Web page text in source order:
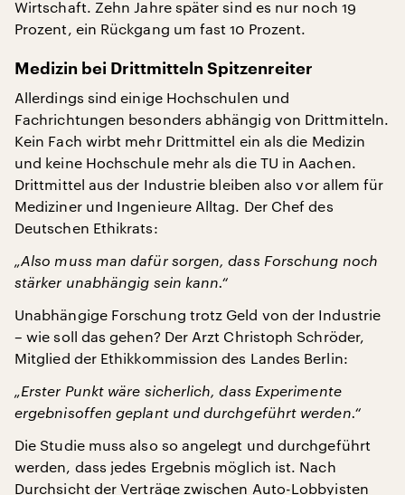
Wirtschaft. Zehn Jahre später sind es nur noch 19
Prozent, ein Rückgang um fast 10 Prozent.
Medizin bei Drittmitteln Spitzenreiter
Allerdings sind einige Hochschulen und
Fachrichtungen besonders abhängig von Drittmitteln.
Kein Fach wirbt mehr Drittmittel ein als die Medizin
und keine Hochschule mehr als die TU in Aachen.
Drittmittel aus der Industrie bleiben also vor allem für
Mediziner und Ingenieure Alltag. Der Chef des
Deutschen Ethikrats:
„Also muss man dafür sorgen, dass Forschung noch
stärker unabhängig sein kann.“
Unabhängige Forschung trotz Geld von der Industrie
– wie soll das gehen? Der Arzt Christoph Schröder,
Mitglied der Ethikkommission des Landes Berlin:
„Erster Punkt wäre sicherlich, dass Experimente
ergebnisoffen geplant und durchgeführt werden.“
Die Studie muss also so angelegt und durchgeführt
werden, dass jedes Ergebnis möglich ist. Nach
Durchsicht der Verträge zwischen Auto-Lobbyisten